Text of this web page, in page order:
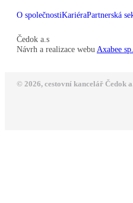
O společnostiKariéraPartnerská
Čedok a.s
Návrh a realizace webu Axabee
© 2026, cestovní kancelář Čedok